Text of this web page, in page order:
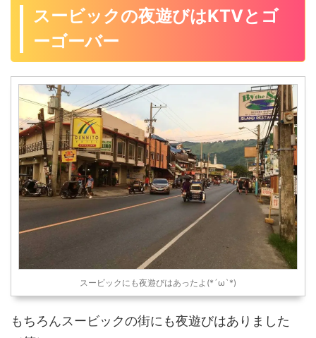
スービックの夜遊びはKTVとゴ
ーゴーバー
スービックにも夜遊びはあったよ(*´ω`*)
もちろんスービックの街にも夜遊びはありました